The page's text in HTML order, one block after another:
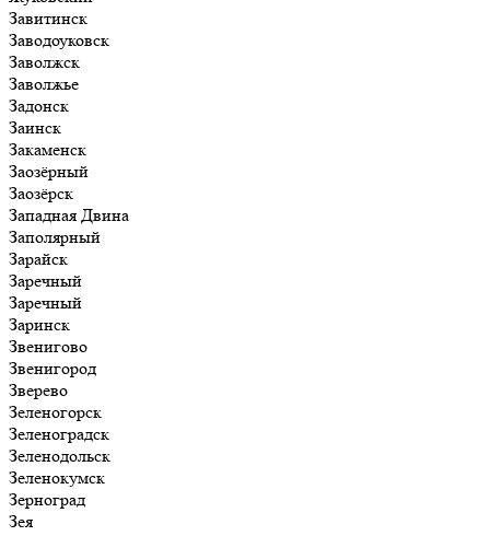
Завитинск
Заводоуковск
Заволжск
Заволжье
Задонск
Заинск
Закаменск
Заозёрный
Заозёрск
Западная Двина
Заполярный
Зарайск
Заречный
Заречный
Заринск
Звенигово
Звенигород
Зверево
Зеленогорск
Зеленоградск
Зеленодольск
Зеленокумск
Зерноград
Зея